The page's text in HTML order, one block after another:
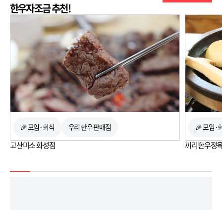
한우자조금 추천!
🎉 모임·회식 우리 한우 판매점
고산미소 화성점
🎉 모임·
끼리한우정